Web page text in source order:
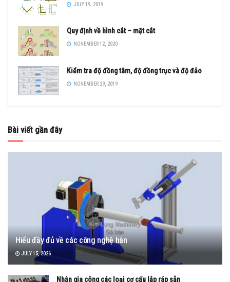
JULY 19, 2019
Quy định về hình cắt – mặt cắt
NOVEMBER 12, 2020
Kiểm tra độ đồng tâm, độ đồng trục và độ đảo
NOVEMBER 29, 2019
Bài viết gần đây
Hiểu đầy đủ về các công nghệ hàn
JULY 15, 2026
Nhận gia công các loại cơ cấu lắp ráp sẵn